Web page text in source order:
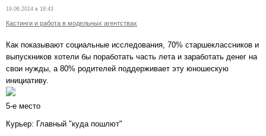
19.06.2014 в 18:43
Кастинги и работа в модельных агентствах
Как показывают социальные исследования, 70% старшеклассников и
выпускников хотели бы поработать часть лета и заработать денег на
свои нужды, а 80% родителей поддерживает эту юношескую
инициативу.
5-е место
Курьер: Главный "куда пошлют"